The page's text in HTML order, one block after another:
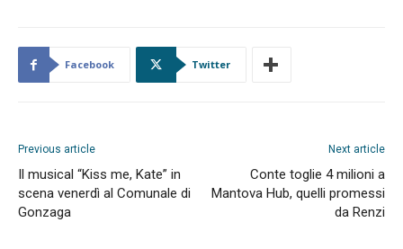
Facebook Twitter
Previous article
Il musical “Kiss me, Kate” in
scena venerdì al Comunale di
Gonzaga
Next article
Conte toglie 4 milioni a
Mantova Hub, quelli promessi
da Renzi